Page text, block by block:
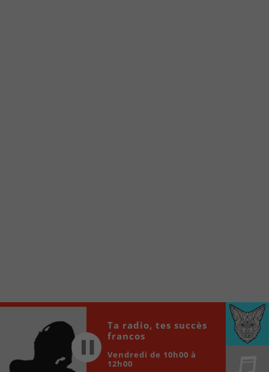
locale vous sont maintenant accessibles en un clic!
Player
00:00 00:00
Ta radio, tes succès
francos
Vendredi de 10h00 à
12h00